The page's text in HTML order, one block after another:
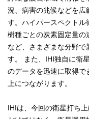
況、病害の兆候などを
す。ハイパースペクト
樹種ごとの炭素固定量の
など、さまざまな分野で
す。 また、IHI独自に衛
のデータを迅速に取得で
上につながります。
IHIは、今回の衛星打ち